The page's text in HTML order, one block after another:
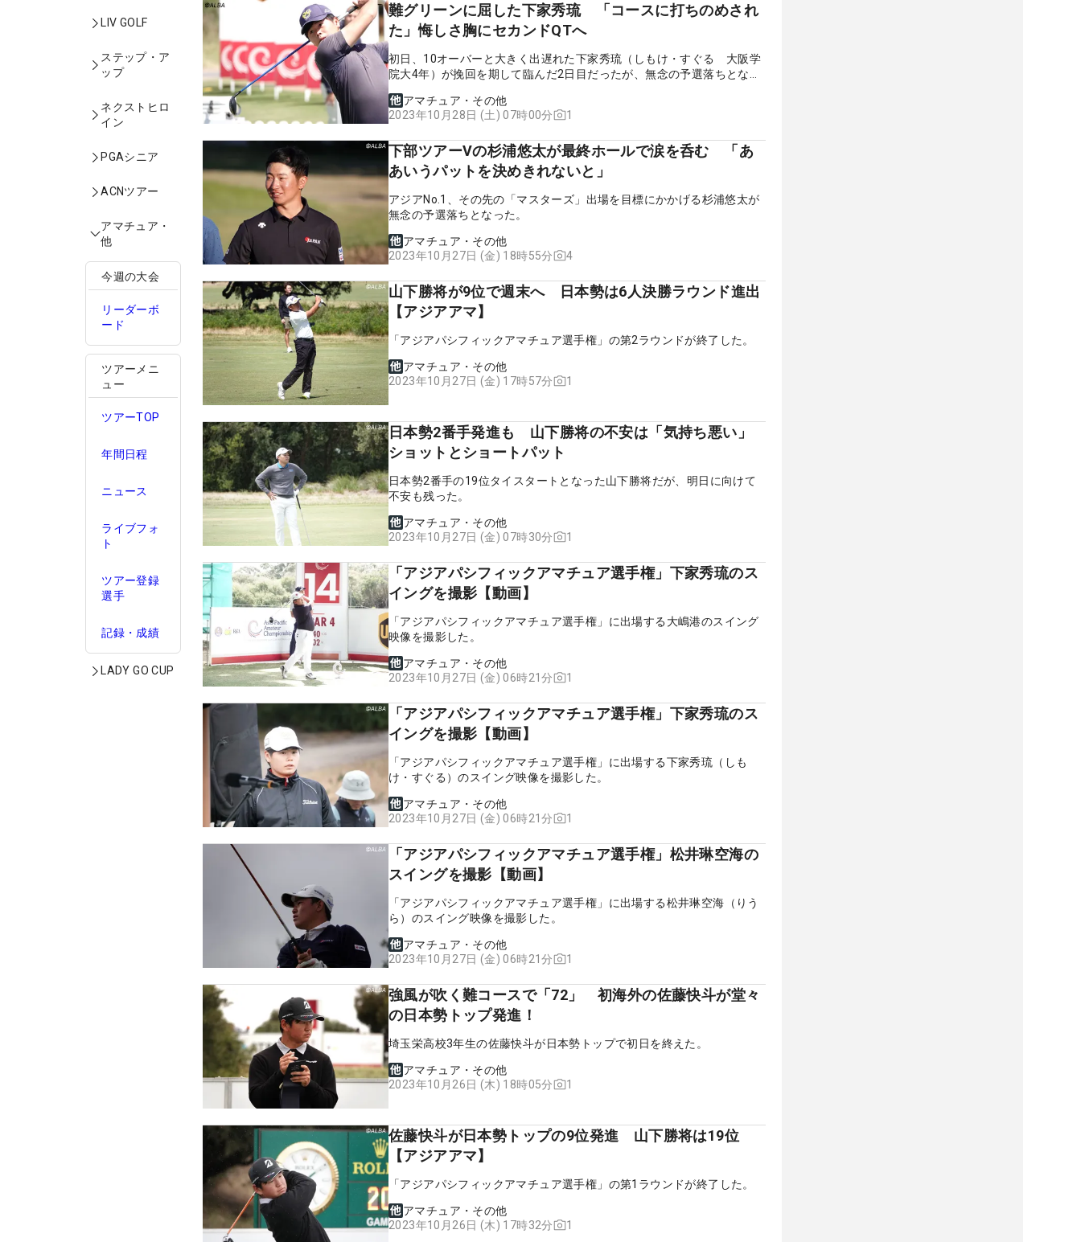
LIV GOLF
ステップ・ア
ップ
ネクストヒロ
イン
PGAシニア
ACNツアー
アマチュア・
他
今週の大会
リーダーボ
ード
ツアーメニ
ュー
ツアーTOP
年間日程
ニュース
ライブフォ
ト
ツアー登録
選手
記録・成績
LADY GO CUP
難グリーンに屈した下家秀琉 「コースに打ちのめされ
た」悔しさ胸にセカンドQTへ
初日、10オーバーと大きく出遅れた下家秀琉（しもけ・すぐる 大阪学
院大4年）が挽回を期して臨んだ2日目だったが、無念の予選落ちとなっ
アマチュア・その他
2023年10月28日 (土) 07時00分
1
下部ツアーVの杉浦悠太が最終ホールで涙を呑む 「あ
あいうパットを決めきれないと」
アジアNo.1、その先の「マスターズ」出場を目標にかかげる杉浦悠太が
無念の予選落ちとなった。
アマチュア・その他
2023年10月27日 (金) 18時55分
4
山下勝将が9位で週末へ 日本勢は6人決勝ラウンド進出
【アジアアマ】
「アジアパシフィックアマチュア選手権」の第2ラウンドが終了した。
アマチュア・その他
2023年10月27日 (金) 17時57分
1
日本勢2番手発進も 山下勝将の不安は「気持ち悪い」
ショットとショートパット
日本勢2番手の19位タイスタートとなった山下勝将だが、明日に向けて
不安も残った。
アマチュア・その他
2023年10月27日 (金) 07時30分
1
「アジアパシフィックアマチュア選手権」下家秀琉のス
イングを撮影【動画】
「アジアパシフィックアマチュア選手権」に出場する大嶋港のスイング
映像を撮影した。
アマチュア・その他
2023年10月27日 (金) 06時21分
1
「アジアパシフィックアマチュア選手権」下家秀琉のス
イングを撮影【動画】
「アジアパシフィックアマチュア選手権」に出場する下家秀琉（しも
け・すぐる）のスイング映像を撮影した。
アマチュア・その他
2023年10月27日 (金) 06時21分
1
「アジアパシフィックアマチュア選手権」松井琳空海の
スイングを撮影【動画】
「アジアパシフィックアマチュア選手権」に出場する松井琳空海（りう
ら）のスイング映像を撮影した。
アマチュア・その他
2023年10月27日 (金) 06時21分
1
強風が吹く難コースで「72」 初海外の佐藤快斗が堂々
の日本勢トップ発進！
埼玉栄高校3年生の佐藤快斗が日本勢トップで初日を終えた。
アマチュア・その他
2023年10月26日 (木) 18時05分
1
佐藤快斗が日本勢トップの9位発進 山下勝将は19位
【アジアアマ】
「アジアパシフィックアマチュア選手権」の第1ラウンドが終了した。
アマチュア・その他
2023年10月26日 (木) 17時32分
1